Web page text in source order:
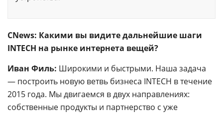
CNews: Какими вы видите дальнейшие шаги
INTECH на рынке интернета вещей?
Иван Филь: Широкими и быстрыми. Наша задача
— построить новую ветвь бизнеса INTECH в течение
2015 года. Мы двигаемся в двух направлениях:
собственные продукты и партнерство с уже